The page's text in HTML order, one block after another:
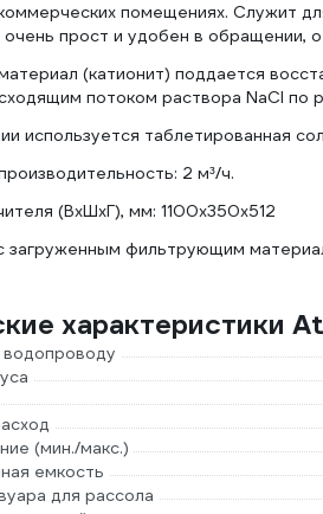
помещениях. Служит
прост и удобен в обращении,
(катионит) поддается
потоком раствора NaCl по
используется таблетированная
2 м³/ч.
(ВхШхГ), мм: 1100х350х512
загруженным фильтрующим
характеристики
(мин./макс.)
емкость
для рассола